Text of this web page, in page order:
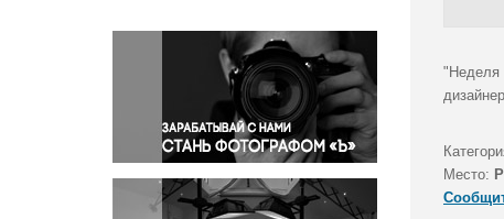
Окружающая среда
Политика
Правосудие
Происшествия и конфликты
Религия
Светская жизнь
Спорт
"Неделя
Место: